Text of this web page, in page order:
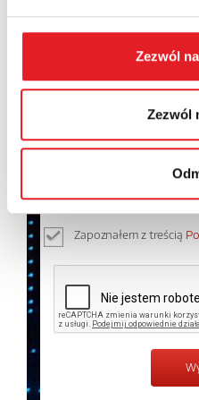
Zezwól
Zezwól
Wyrażam zgodę na
temat przetwarzania
prywatności.*
Zapoznałem z treścią